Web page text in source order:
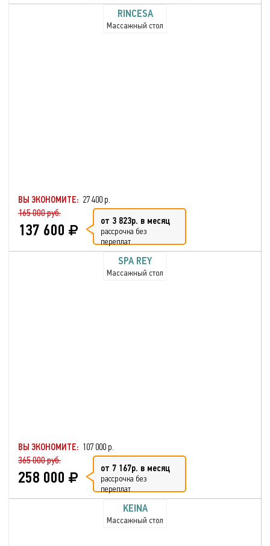
RINCESA
Массажный стол
ВЫ ЭКОНОМИТЕ: 27 400 р.
165 000 руб.
137 600 от 3 823р. в месяц
рассрочка без
переплат
SPA REY
Массажный стол
ВЫ ЭКОНОМИТЕ: 107 000 р.
365 000 руб.
258 000 от 7 167р. в месяц
рассрочка без
переплат
KEINA
Массажный стол